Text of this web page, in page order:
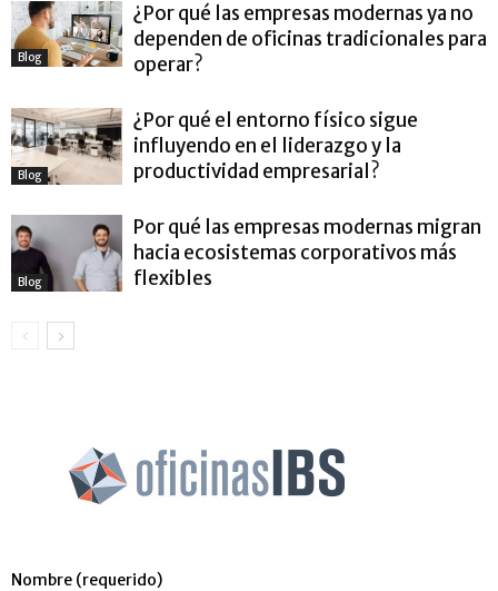
Blog
¿Por qué las empresas modernas ya no
dependen de oficinas tradicionales para
operar?
Blog
¿Por qué el entorno físico sigue
influyendo en el liderazgo y la
productividad empresarial?
Blog
Por qué las empresas modernas migran
hacia ecosistemas corporativos más
flexibles
Nombre (requerido)